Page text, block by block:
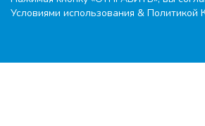
Условиями использования & Политикой